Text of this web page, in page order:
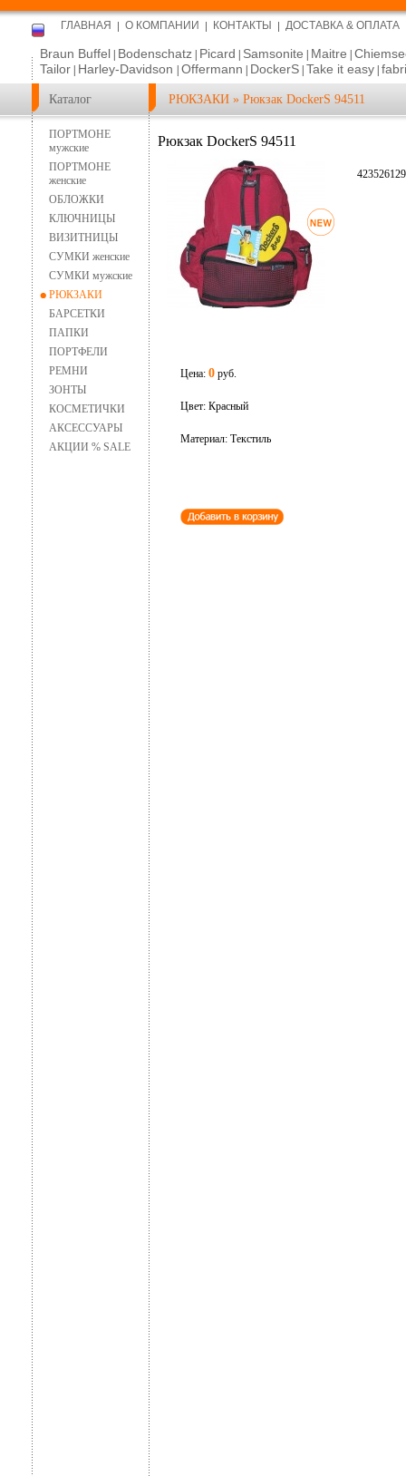
Каталог РЮКЗАКИ » Рюкзак DockerS 94511
ГЛАВНАЯ О КОМПАНИИ КОНТАКТЫ ДОСТАВКА & ОПЛАТА
Braun Buffel Bodenschatz Picard Samsonite Maitre
Tailor Harley-Davidson Offermann DockerS Take it easy
ПОРТМОНЕ
мужские
ПОРТМОНЕ
женские
ОБЛОЖКИ
КЛЮЧНИЦЫ
ВИЗИТНИЦЫ
СУМКИ женские
СУМКИ мужские
РЮКЗАКИ
БАРСЕТКИ
ПАПКИ
ПОРТФЕЛИ
РЕМНИ
ЗОНТЫ
КОСМЕТИЧКИ
АКСЕССУАРЫ
АКЦИИ % SALE
Рюкзак DockerS 94511
Цена: 0 руб.
Цвет: Красный
Материал: Текстиль